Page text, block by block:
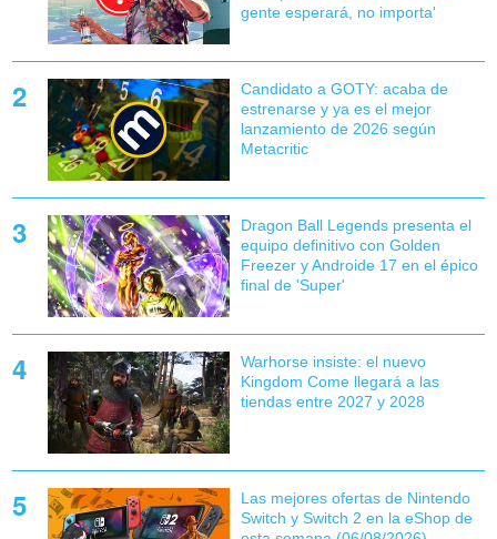
gente esperará, no importa'
Candidato a GOTY: acaba de
estrenarse y ya es el mejor
lanzamiento de 2026 según
Metacritic
Dragon Ball Legends presenta el
equipo definitivo con Golden
Freezer y Androide 17 en el épico
final de 'Super'
Warhorse insiste: el nuevo
Kingdom Come llegará a las
tiendas entre 2027 y 2028
Las mejores ofertas de Nintendo
Switch y Switch 2 en la eShop de